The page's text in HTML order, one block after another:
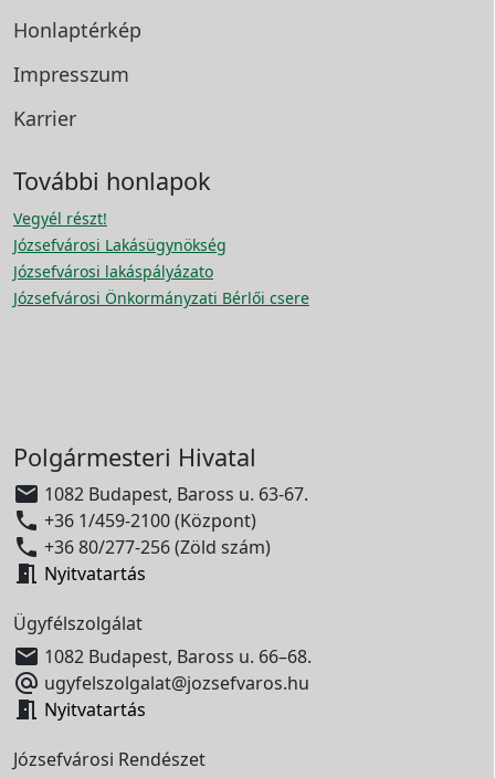
Honlaptérkép
Impresszum
Karrier
További honlapok
Vegyél részt!
Józsefvárosi Lakásügynökség
Józsefvárosi lakáspályázato
Józsefvárosi Önkormányzati Bérlői csere
Polgármesteri Hivatal
 1082 Budapest, Baross u. 63-67.
 +36 1/459-2100 (Központ)
 +36 80/277-256 (Zöld szám)
 Nyitvatartás
Ügyfélszolgálat
 1082 Budapest, Baross u. 66–68.
 ugyfelszolgalat@jozsefvaros.hu
 Nyitvatartás
Józsefvárosi Rendészet